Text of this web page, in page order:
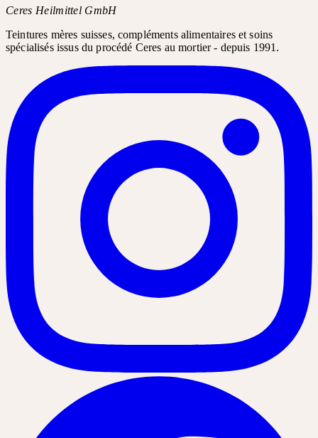
Ceres Heilmittel GmbH
Teintures mères suisses, compléments alimentaires et soins
spécialisés issus du procédé Ceres au mortier - depuis 1991.